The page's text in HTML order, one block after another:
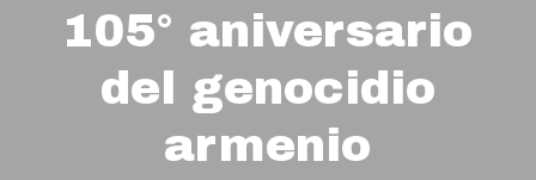
105° aniversario
del genocidio
armenio